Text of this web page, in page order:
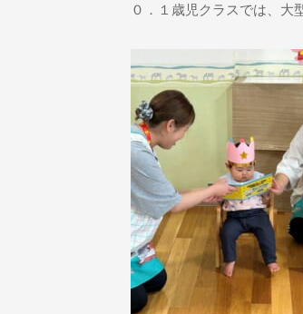
０．１歳児クラスでは、大